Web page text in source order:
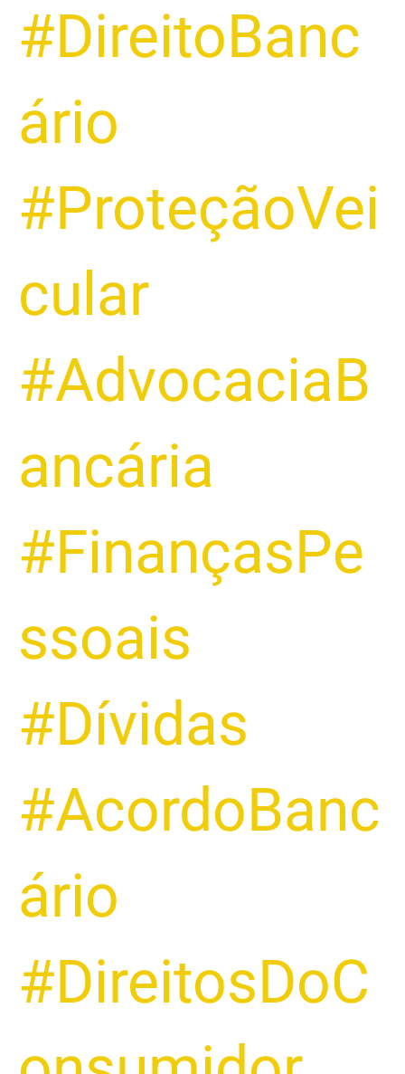
#DireitoBanc
ário
#ProteçãoVei
cular
#AdvocaciaB
ancária
#FinançasPe
ssoais
#Dívidas
#AcordoBanc
ário
#DireitosDoC